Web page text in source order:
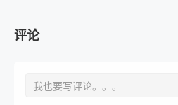
评论